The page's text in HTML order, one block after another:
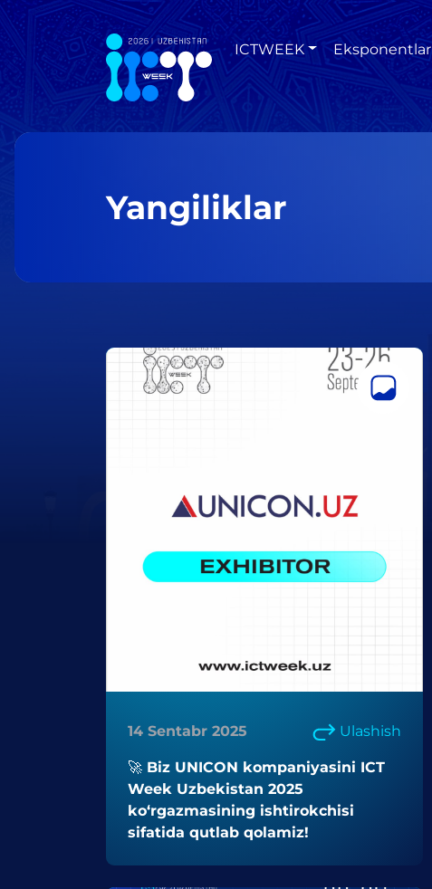
ICTWEEK Eksponentlar
Yangiliklar
14 Sentabr 2025 Ulashish
🚀 Biz UNICON kompaniyasini ICT
Week Uzbekistan 2025
ko‘rgazmasining ishtirokchisi
sifatida qutlab qolamiz!